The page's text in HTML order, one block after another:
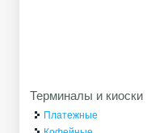
Терминалы и киоски
Платежные